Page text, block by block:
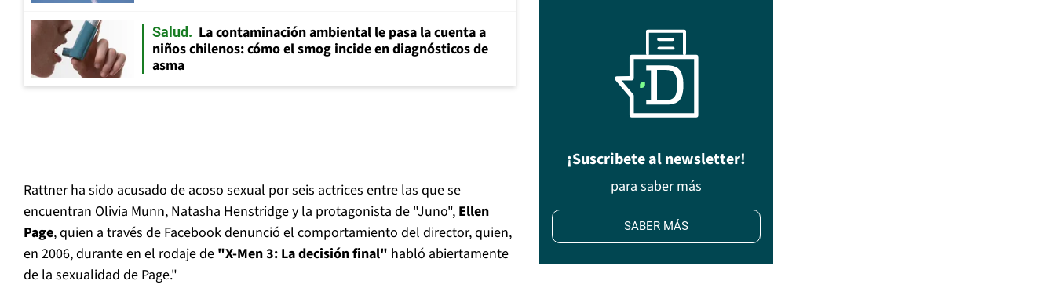
Salud
La contaminación ambiental le pasa la cuenta a
niños chilenos: cómo el smog incide en diagnósticos de
asma
Rattner ha sido acusado de acoso sexual por seis actrices entre las que se
encuentran Olivia Munn, Natasha Henstridge y la protagonista de "Juno", Ellen
Page, quien a través de Facebook denunció el comportamiento del director, quien,
en 2006, durante en el rodaje de "X-Men 3: La decisión final" habló abiertamente
de la sexualidad de Page."
¡Suscribete al newsletter!
para saber más
SABER MÁS